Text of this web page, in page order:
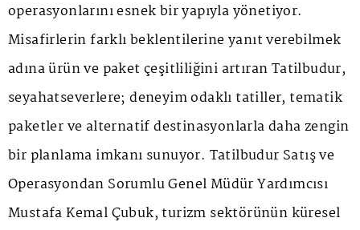
operasyonlarını esnek bir yapıyla yönetiyor.
Misafirlerin farklı beklentilerine yanıt verebilmek
adına ürün ve paket çeşitliliğini artıran Tatilbudur,
seyahatseverlere; deneyim odaklı tatiller, tematik
paketler ve alternatif destinasyonlarla daha zengin
bir planlama imkanı sunuyor. Tatilbudur Satış ve
Operasyondan Sorumlu Genel Müdür Yardımcısı
Mustafa Kemal Çubuk, turizm sektörünün küresel